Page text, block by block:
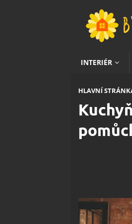
INTERIÉR
HLAVNÍ